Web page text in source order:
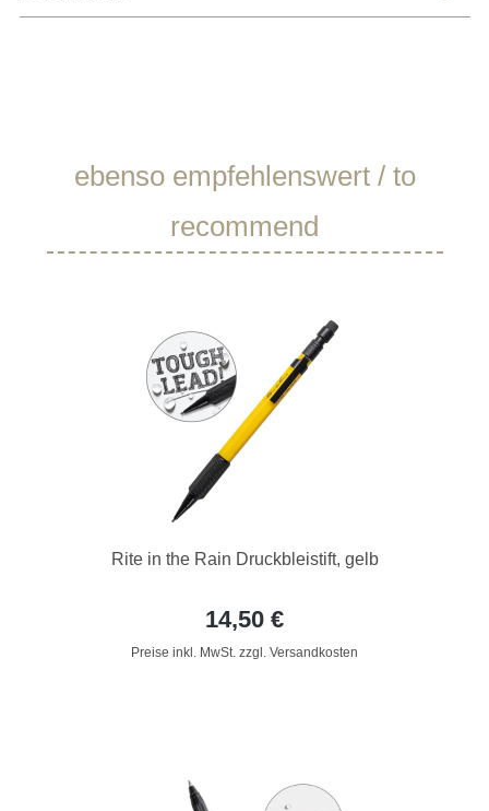
Produktgalerie überspringen
ebenso empfehlenswert / to
recommend
Rite in the Rain Druckbleistift, gelb
14,50 €
Preise inkl. MwSt. zzgl. Versandkosten